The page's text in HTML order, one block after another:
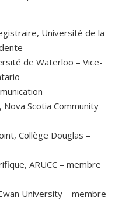
Université de la
de Waterloo – Vice-
Scotia Community
Collège Douglas –
ARUCC – membre
University – membre